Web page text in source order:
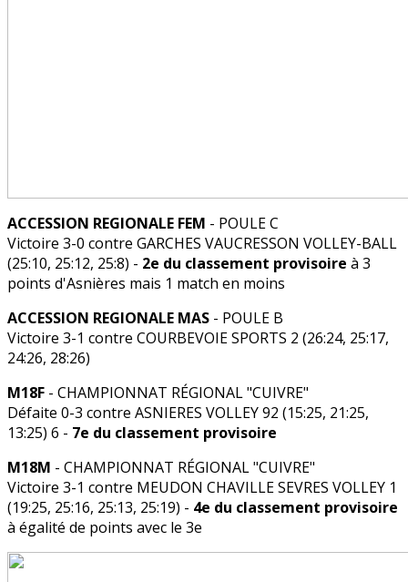
ACCESSION REGIONALE FEM - POULE C
Victoire 3-0 contre GARCHES VAUCRESSON VOLLEY-BALL
(25:10, 25:12, 25:8) - 2e du classement provisoire à 3
points d'Asnières mais 1 match en moins
ACCESSION REGIONALE MAS - POULE B
Victoire 3-1 contre COURBEVOIE SPORTS 2 (26:24, 25:17,
24:26, 28:26)
M18F - CHAMPIONNAT RÉGIONAL "CUIVRE"
Défaite 0-3 contre ASNIERES VOLLEY 92 (15:25, 21:25,
13:25) 6 - 7e du classement provisoire
M18M - CHAMPIONNAT RÉGIONAL "CUIVRE"
Victoire 3-1 contre MEUDON CHAVILLE SEVRES VOLLEY 1
(19:25, 25:16, 25:13, 25:19) - 4e du classement provisoire
à égalité de points avec le 3e